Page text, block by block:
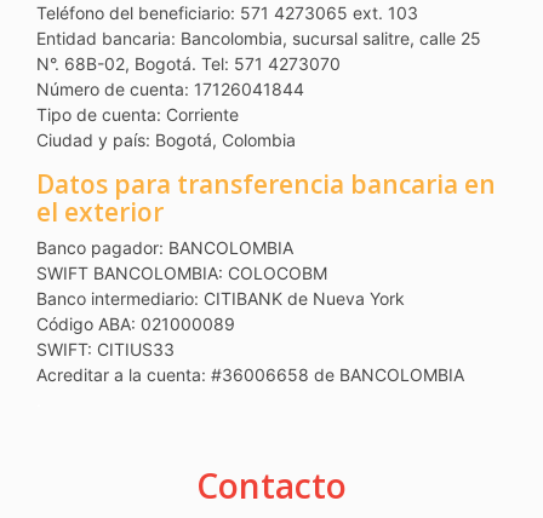
Teléfono del beneficiario: 571 4273065 ext. 103
Entidad bancaria: Bancolombia, sucursal salitre, calle 25
N°. 68B-02, Bogotá. Tel: 571 4273070
Número de cuenta: 17126041844
Tipo de cuenta: Corriente
Ciudad y país: Bogotá, Colombia
Datos para transferencia bancaria en
el exterior
Banco pagador: BANCOLOMBIA
SWIFT BANCOLOMBIA: COLOCOBM
Banco intermediario: CITIBANK de Nueva York
Código ABA: 021000089
SWIFT: CITIUS33
Acreditar a la cuenta: #36006658 de BANCOLOMBIA
Contacto